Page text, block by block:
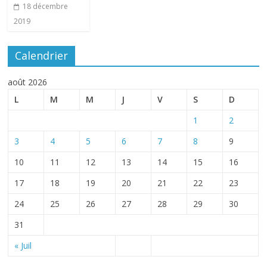
18 décembre
2019
Calendrier
août 2026
L
M M J V S D
« Juil
1
2
3
4 5 6 7 8
9
10
11 12 13 14 15
16
17
18 19 20 21 22
23
24
25 26 27 28 29
30
31